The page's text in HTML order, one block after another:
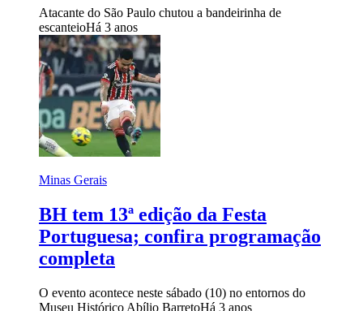
Atacante do São Paulo chutou a bandeirinha de
escanteioHá 3 anos
Minas Gerais
BH tem 13ª edição da Festa
Portuguesa; confira programação
completa
O evento acontece neste sábado (10) no entornos do
Museu Histórico Abílio BarretoHá 3 anos